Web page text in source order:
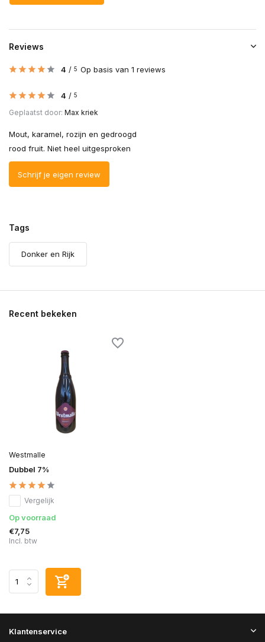
Reviews
4 / 5 Op basis van 1 reviews
4 / 5
Geplaatst door: Max kriek
Mout, karamel, rozijn en gedroogd
rood fruit. Niet heel uitgesproken
Schrijf je eigen review
Tags
Donker en Rijk
Recent bekeken
Westmalle
Dubbel 7%
Vergelijk
Op voorraad
€7,75
Incl. btw
Klantenservice